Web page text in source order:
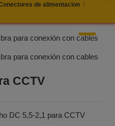
de alimentacion
CCTV
DC 5,5-2,1 para CCTV